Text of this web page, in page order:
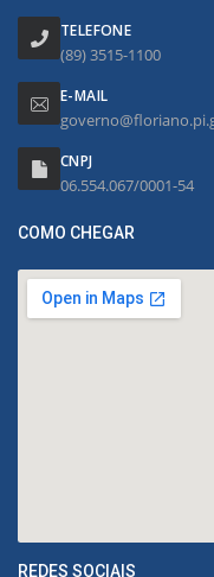
TELEFONE
(89) 3515-1100
E-MAIL
CNPJ
06.554.067/0001-54
COMO CHEGAR
REDES SOCIAIS